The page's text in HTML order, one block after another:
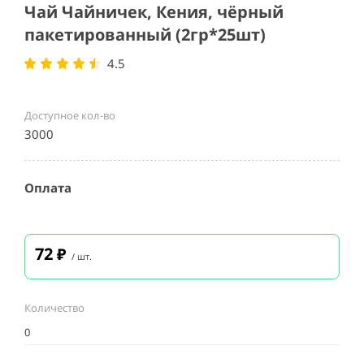
Чай Чайничек, Кения, чёрный
пакетированный (2гр*25шт)
4.5
Доступное кол-во
3000
Оплата
72₽ / шт.
Количество